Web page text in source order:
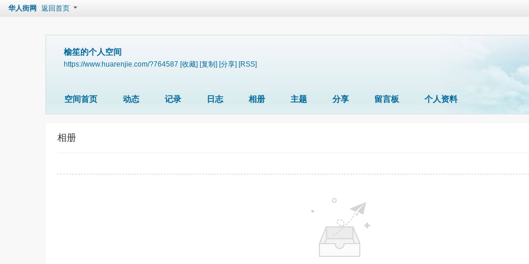
华人街网 返回首页
榆笙的个人空间
https://www.huarenjie.com/?764587 [收藏] [复制] [分享] [RSS]
空间首页 动态 记录 日志 相册 主题 分享 留言板 个人资料
相册